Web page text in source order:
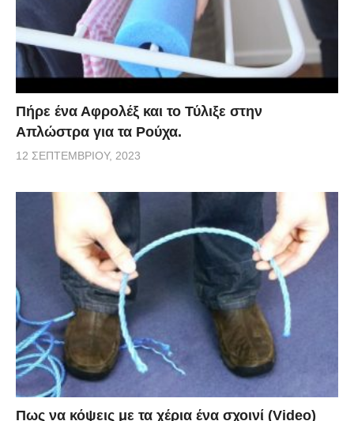
Πήρε ένα Αφρολέξ και το Τύλιξε στην
Απλώστρα για τα Ρούχα.
12 ΣΕΠΤΕΜΒΡΊΟΥ, 2023
Πως να κόψεις με τα χέρια ένα σχοινί (Video)